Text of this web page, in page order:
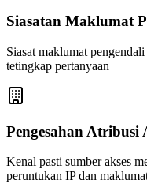
Siasatan Maklumat
Siasat maklumat
tetingkap pertanyaan
Pengesahan Atribusi
Kenal pasti sumber akses
peruntukan IP dan